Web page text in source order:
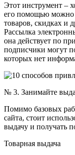
Этот инструмент –
его помощью можно
товаров, скидках и
Рассылка
она действует по
подписчики могут
которых нет
№ 3. Занимайте
Помимо базовых
сайта, стоит
выдачу и получать
Товарная выдача